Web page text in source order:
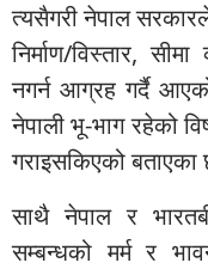
त्यसैगरी नेपाल
निर्माण/विस्तार,
नगर्न आग्रह गर्दै
नेपाली भू-भाग रहेको
गराइसकिएको
साथै नेपाल र
सम्बन्धको मर्म र